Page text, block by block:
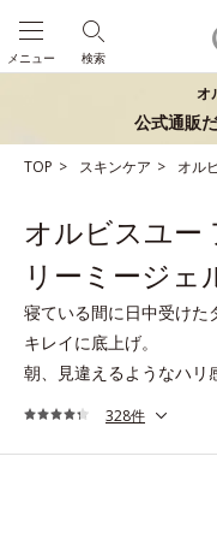
検索
メニュー
オ
公式通販
TOP スキンケア オル
オルビスユー
リーミージェ
寝ている間に日中受けた
キレイに底上げ。
朝、見違えるようなハリ
328件